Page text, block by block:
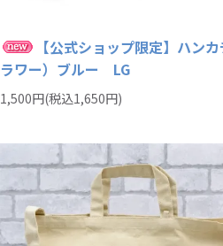
【公式ショップ限定】ハン
ラワー）ブルー LG
1,500円(税込1,650円)